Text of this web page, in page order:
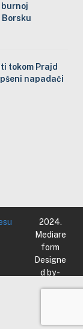
tokom Prajd
napadači
2024.
Mediare
form
Designe
d by -